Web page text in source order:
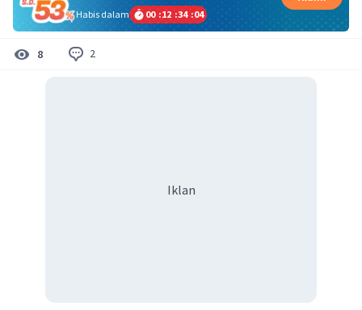
Habis dalam
00 :12 :34 :03
8 2
Iklan